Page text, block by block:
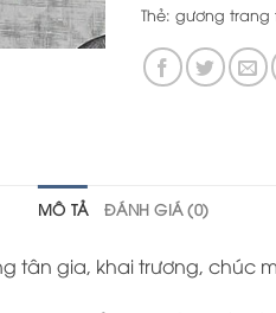
Thẻ: gương trang
MÔ TẢ ĐÁNH GIÁ (0)
tân gia, khai trương, chúc